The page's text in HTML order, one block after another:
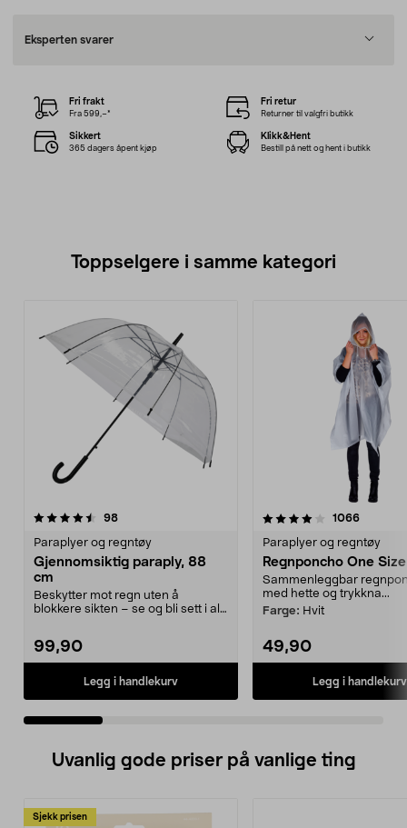
Eksperten svarer
Fri frakt
Fra 599,–*
Fri retur
Returner til valgfri butikk
Sikkert
365 dagers åpent kjøp
Klikk&Hent
Bestill på nett og hent i butikk
Toppselgere i samme kategori
98anmeldelser
Paraplyer og regntøy
Gjennomsiktig paraply, 88
cm
Beskytter mot regn uten å
blokkere sikten – se og bli sett i all
99,90
Legg i handlekurv
4.0 av 5 stjerner 1066
Paraplyer og regntøy
Regnponcho One Size
Sammenleggbar
med hette og trykkna...
Farge: Hvit
49,90
Legg i handlekurv
4.0 av 5 stjerner
Uvanlig gode priser på vanlige ting
Sjekk prisen